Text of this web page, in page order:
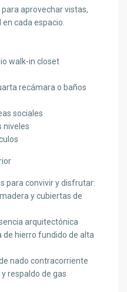
aprovechar vistas,
cada espacio.
walk-in closet
recámara o baños
sociales
niveles
para convivir y disfrutar:
y cubiertas de
arquitectónica
de hierro fundido de alta
nado contracorriente
respaldo de gas